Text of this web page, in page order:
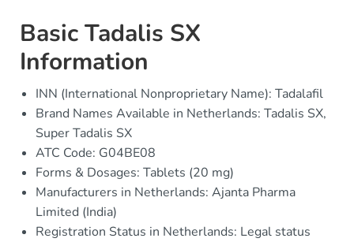
Basic Tadalis SX
Information
INN (International Nonproprietary Name): Tadalafil
Brand Names Available in Netherlands: Tadalis SX,
Super Tadalis SX
ATC Code: G04BE08
Forms & Dosages: Tablets (20 mg)
Manufacturers in Netherlands: Ajanta Pharma
Limited (India)
Registration Status in Netherlands: Legal status